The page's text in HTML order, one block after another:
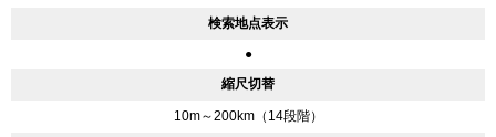
検索地点表示
●
縮尺切替
10m～200km（14段階）